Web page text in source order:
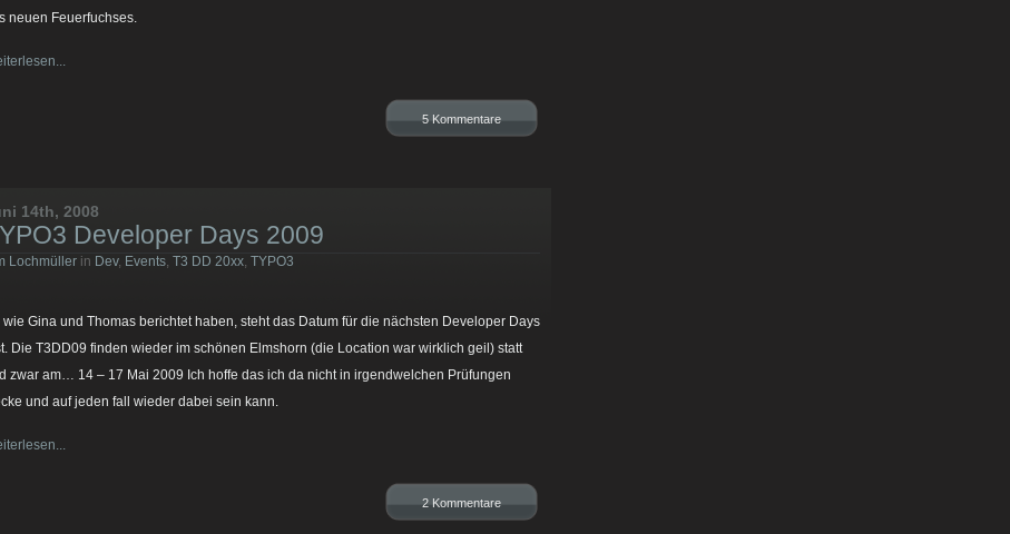
neuen Feuerfuchses.
5 Kommentare
14th, 2008
Developer Days 2009
Lochmüller in Dev, Events, T3 DD 20xx, TYPO3
wie Gina und Thomas berichtet haben, steht das Datum für die nächsten Developer Days
Die T3DD09 finden wieder im schönen Elmshorn (die Location war wirklich geil) statt
zwar am… 14 – 17 Mai 2009 Ich hoffe das ich da nicht in irgendwelchen Prüfungen
und auf jeden fall wieder dabei sein kann.
2 Kommentare